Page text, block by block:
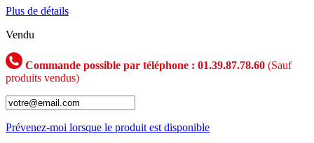
Plus de détails
Vendu
Commande possible par téléphone : 01.39.87.78.60 (Sauf
produits vendus)
Prévenez-moi lorsque le produit est disponible